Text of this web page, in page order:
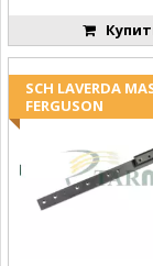
SCH LAVERDA
FERGUSON